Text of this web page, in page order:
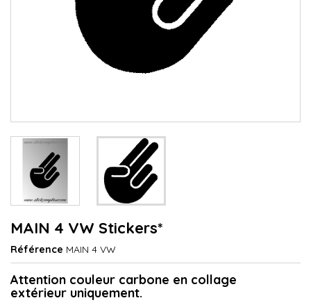
MAIN 4 VW Stickers*
Référence MAIN 4 VW
Attention couleur carbone en collage
extérieur uniquement.